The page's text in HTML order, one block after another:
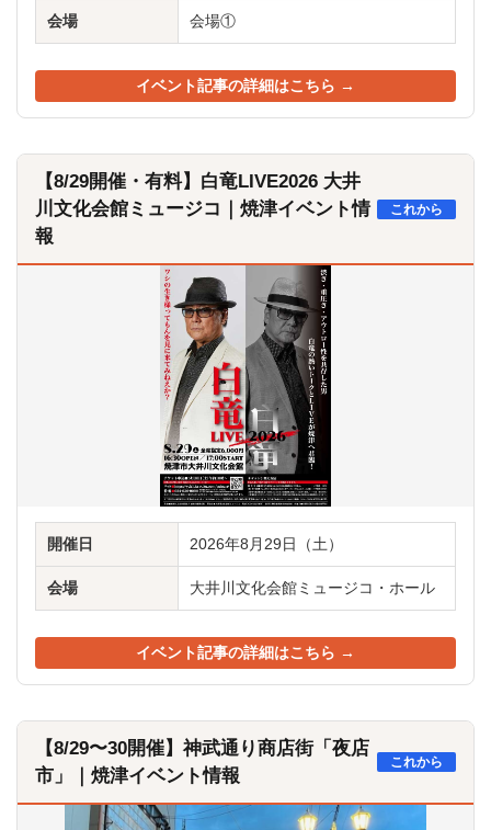
会場 会場①
イベント記事の詳細はこちら →
【8/29開催・有料】白竜LIVE2026 大井
川文化会館ミュージコ｜焼津イベント情
報
これから
開催日 2026年8月29日（土）
会場 大井川文化会館ミュージコ・ホール
イベント記事の詳細はこちら →
【8/29〜30開催】神武通り商店街「夜店
市」｜焼津イベント情報
これから